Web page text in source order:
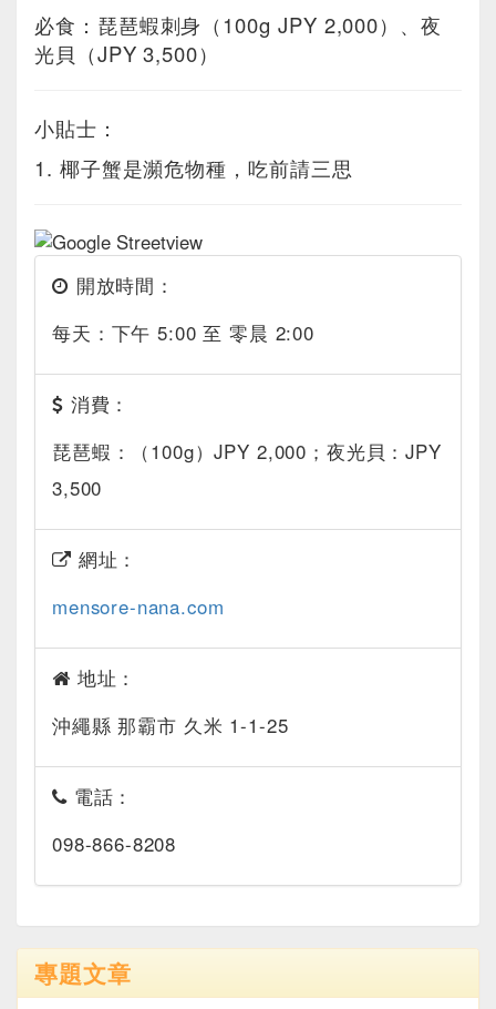
必食：琵琶蝦刺身（100g JPY 2,000）、夜
光貝（JPY 3,500）
小貼士：
1. 椰子蟹是瀕危物種，吃前請三思
開放時間：
每天：下午 5:00 至 零晨 2:00
消費：
琵琶蝦：（100g）JPY 2,000；夜光貝：JPY
3,500
網址：
mensore-nana.com
地址：
沖繩縣 那霸市 久米 1-1-25
電話：
098-866-8208
專題文章